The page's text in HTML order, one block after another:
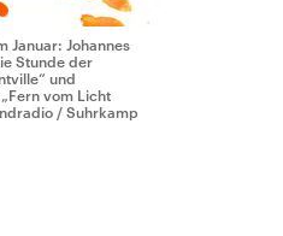
Januar: Johannes
Stunde der
und
vom Licht
/ Suhrkamp